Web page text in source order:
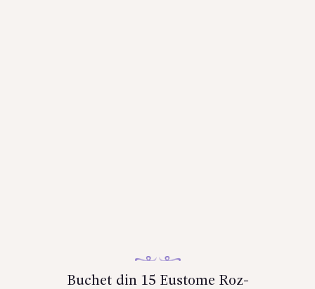
Buchet din 15 Eustome Roz-